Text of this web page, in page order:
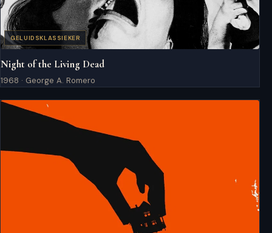
GELUIDSKLASSIEKER
Night of the Living Dead
1968 · George A. Romero